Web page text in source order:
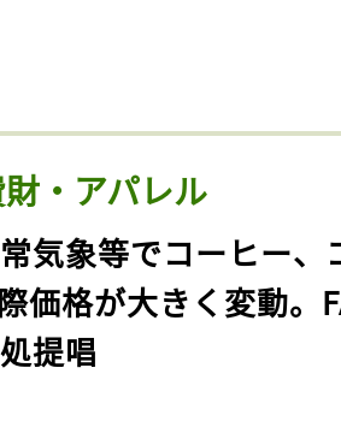
・アパレル
常気象等でコーヒー、
価格が大きく変動。
提唱